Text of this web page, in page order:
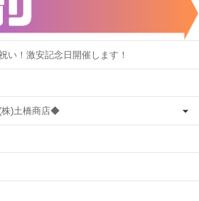
い！激安記念日開催します！
株)土橋商店◆